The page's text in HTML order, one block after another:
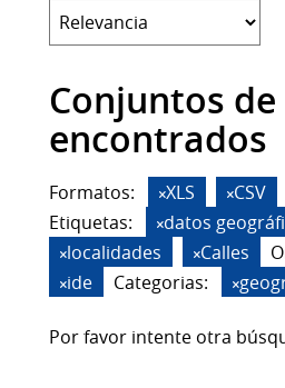
Conjuntos
encontrados
Formatos: XLS CSV
Etiquetas:
datos
localidades
Calles
ide
Categorias:
Por favor intente otra